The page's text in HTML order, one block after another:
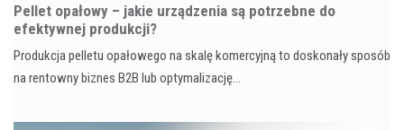
Pellet opałowy – jakie urządzenia są potrzebne do
efektywnej produkcji?
Produkcja pelletu opałowego na skalę komercyjną to doskonały sposób
na rentowny biznes B2B lub optymalizację…